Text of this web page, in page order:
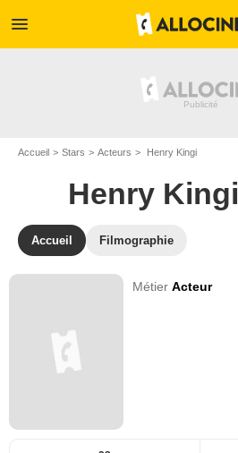
menu
Accueil Stars Acteurs Henry Kingi
Henry Kingi
Accueil Filmographie
MétierActeur